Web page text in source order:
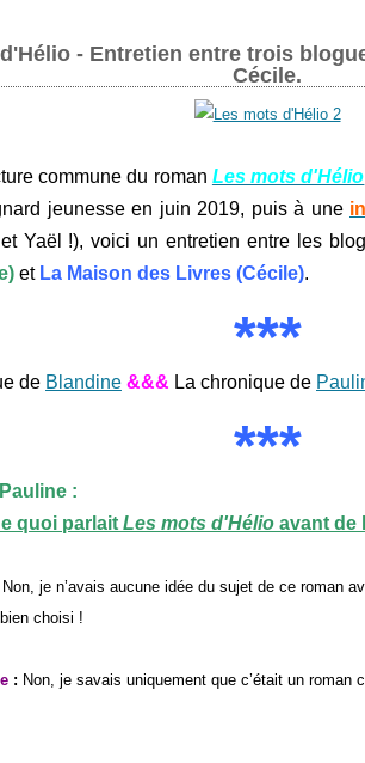
- Entretien entre trois
Cécile.
commune du roman Les mots d'Hélio
jeunesse en juin 2019, puis à une
Yaël !), voici un entretien entre les
et La Maison des Livres (Cécile).
***
de Blandine &&& La chronique de
***
:
quoi parlait Les mots d'Hélio avant de
Non, je n’avais aucune idée du sujet de ce roman
choisi !
: Non, je savais uniquement que c’était un roman